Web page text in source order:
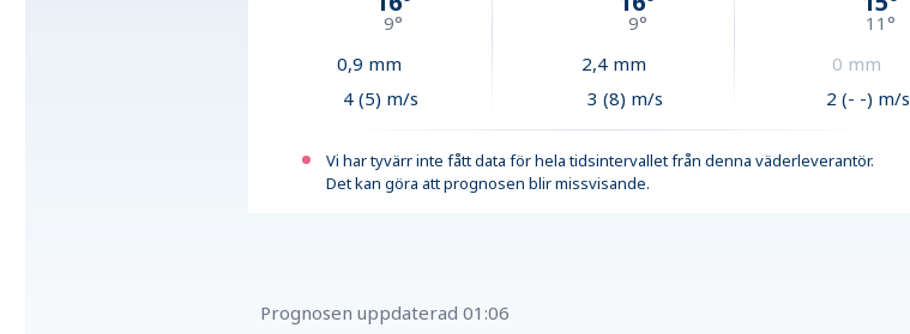
9°
0,9 mm
4 (5) m/s
9°
2,4mm
3 (8) m/s
11 °
0 mm
2 (- -) m/s
Vi har tyvärr inte fått data för hela tidsintervallet från denna väderleverantör.
Det kan göra att prognosen blir missvisande.
Prognosen uppdaterad 01:06